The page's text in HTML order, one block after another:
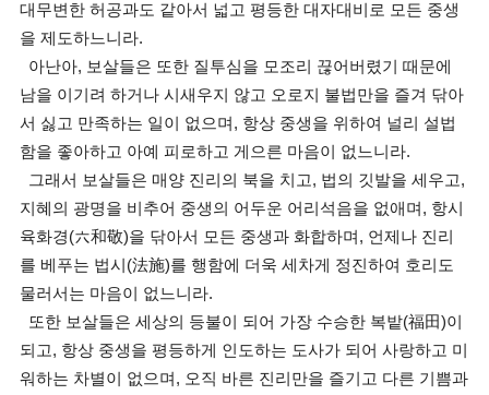
대무변한 허공과도 같아서 넓고 평등한 대자대비로 모든 중생
을 제도하느니라.
아난아, 보살들은 또한 질투심을 모조리 끊어버렸기 때문에
남을 이기려 하거나 시새우지 않고 오로지 불법만을 즐겨 닦아
서 싫고 만족하는 일이 없으며, 항상 중생을 위하여 널리 설법
함을 좋아하고 아예 피로하고 게으른 마음이 없느니라.
그래서 보살들은 매양 진리의 북을 치고, 법의 깃발을 세우고,
지혜의 광명을 비추어 중생의 어두운 어리석음을 없애며, 항시
육화경(六和敬)을 닦아서 모든 중생과 화합하며, 언제나 진리
를 베푸는 법시(法施)를 행함에 더욱 세차게 정진하여 호리도
물러서는 마음이 없느니라.
또한 보살들은 세상의 등불이 되어 가장 수승한 복밭(福田)이
되고, 항상 중생을 평등하게 인도하는 도사가 되어 사랑하고 미
워하는 차별이 없으며, 오직 바른 진리만을 즐기고 다른 기쁨과